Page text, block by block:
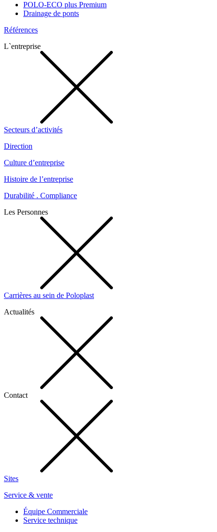
POLO-ECO plus Premium
Drainage de ponts
Références
L`entreprise
Secteurs d’activités
Direction
Culture d’entreprise
Histoire de l’entreprise
Durabilité . Compliance
Les Personnes
Carrières au sein de Poloplast
Actualités
Contact
Sites
Service & vente
Équipe Commerciale
Service technique